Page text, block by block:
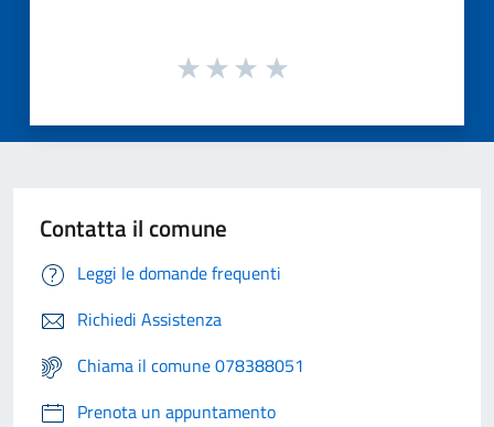
Contatta il comune
Leggi le domande frequenti
Richiedi Assistenza
Chiama il comune 078388051
Prenota un appuntamento